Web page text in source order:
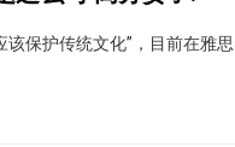
保护传统文化”，目前在雅